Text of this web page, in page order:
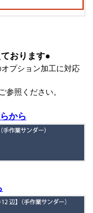
おります●
プション加工に対応
参照ください。
から